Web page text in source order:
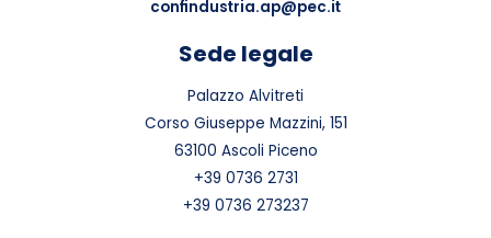
confindustria.ap@pec.it
Sede legale
Palazzo Alvitreti
Corso Giuseppe Mazzini, 151
63100 Ascoli Piceno
+39 0736 2731
+39 0736 273237